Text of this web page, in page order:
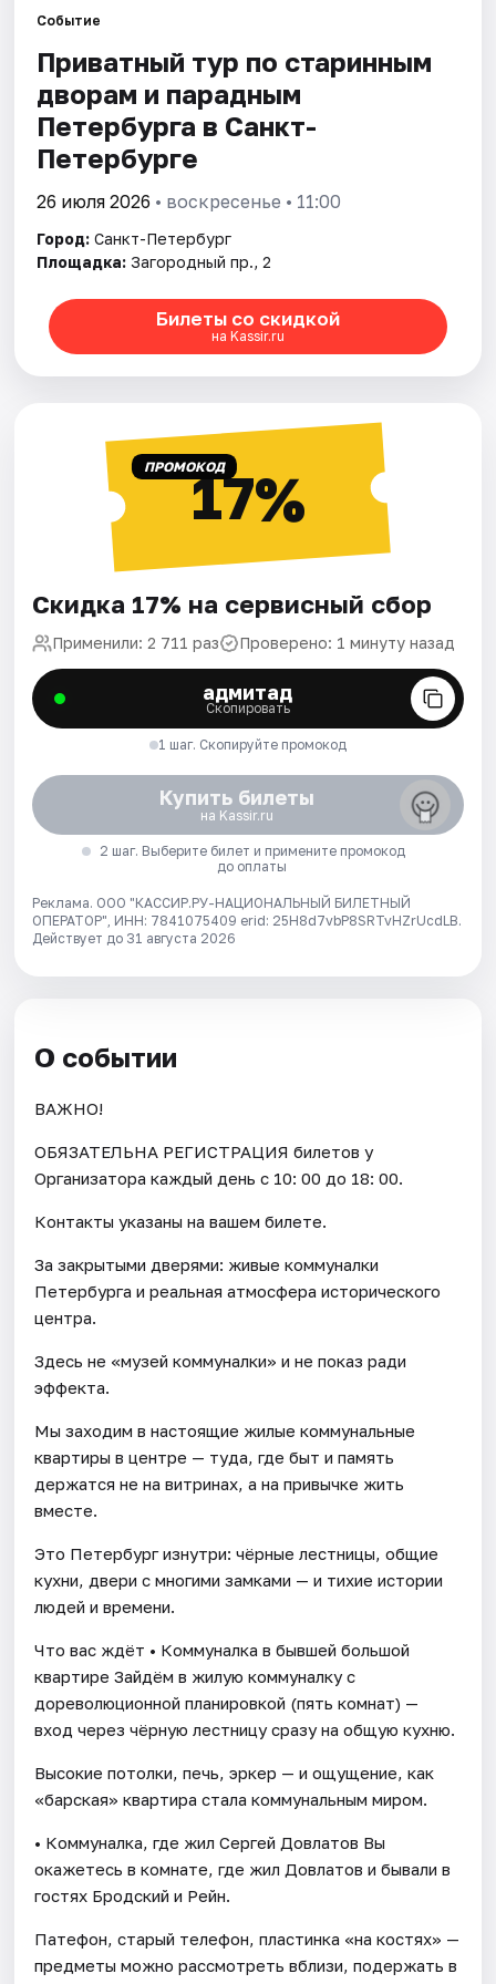
Города
Площадки
Артисты
Рейтинги
Событие
Приватный тур по старинным
дворам и парадным
Петербурга в Санкт-
Петербурге
26 июля 2026 • воскресенье • 11:00
Город: Санкт-Петербург
Площадка: Загородный пр., 2
Билеты со скидкой
на Kassir.ru
ПРОМОКОД17%
Скидка 17% на сервисный сбор
Применили: 2 711 раз Проверено: 1 минуту назад
адмитад
Скопировать
1 шаг. Скопируйте промокод
Купить билеты
на Kassir.ru
2 шаг. Выберите билет и примените промокод
до оплаты
Реклама. ООО "КАССИР.РУ-НАЦИОНАЛЬНЫЙ БИЛЕТНЫЙ
ОПЕРАТОР", ИНН: 7841075409 erid: 25H8d7vbP8SRTvHZrUcdLB.
Действует до 31 августа 2026
О событии
ВАЖНО!
ОБЯЗАТЕЛЬНА РЕГИСТРАЦИЯ билетов у
Организатора каждый день c 10: 00 до 18: 00.
Контакты указаны на вашем билете.
За закрытыми дверями: живые коммуналки
Петербурга и реальная атмосфера исторического
центра.
Здесь не «музей коммуналки» и не показ ради
эффекта.
Мы заходим в настоящие жилые коммунальные
квартиры в центре — туда, где быт и память
держатся не на витринах, а на привычке жить
вместе.
Это Петербург изнутри: чёрные лестницы, общие
кухни, двери с многими замками — и тихие истории
людей и времени.
Что вас ждёт • Коммуналка в бывшей большой
квартире Зайдём в жилую коммуналку с
дореволюционной планировкой (пять комнат) —
вход через чёрную лестницу сразу на общую кухню.
Высокие потолки, печь, эркер — и ощущение, как
«барская» квартира стала коммунальным миром.
• Коммуналка, где жил Сергей Довлатов Вы
окажетесь в комнате, где жил Довлатов и бывали в
гостях Бродский и Рейн.
Патефон, старый телефон, пластинка «на костях» —
предметы можно рассмотреть вблизи, подержать в